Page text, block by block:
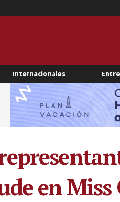
Internacionales
en Miss